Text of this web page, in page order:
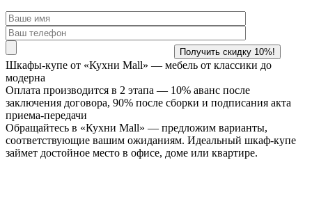
Шкафы-купе от «Кухни Mall» — мебель от классики до
модерна
Оплата производится в 2 этапа — 10% аванс после
заключения договора, 90% после сборки и подписания акта
приема-передачи
Обращайтесь в «Кухни Mall» — предложим варианты,
соответствующие вашим ожиданиям. Идеальный шкаф-купе
займет достойное место в офисе, доме или квартире.